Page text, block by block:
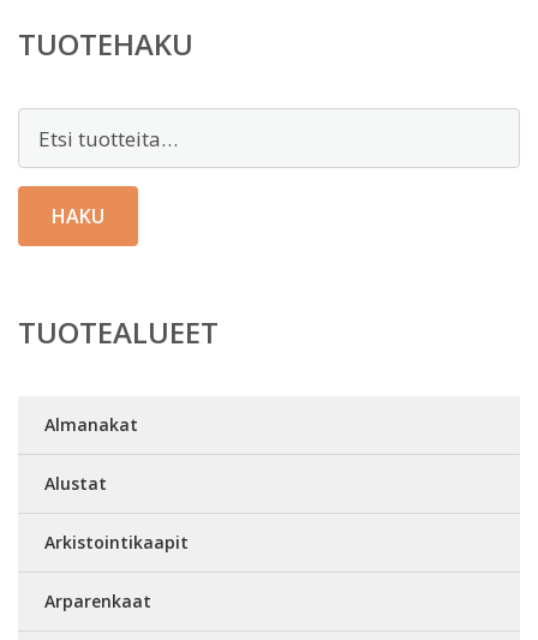
TUOTEHAKU
HAKU
TUOTEALUEET
Almanakat
Alustat
Arkistointikaapit
Arparenkaat